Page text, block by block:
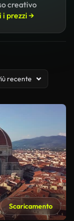
creativo
i prezzi →
recente
Scaricamento